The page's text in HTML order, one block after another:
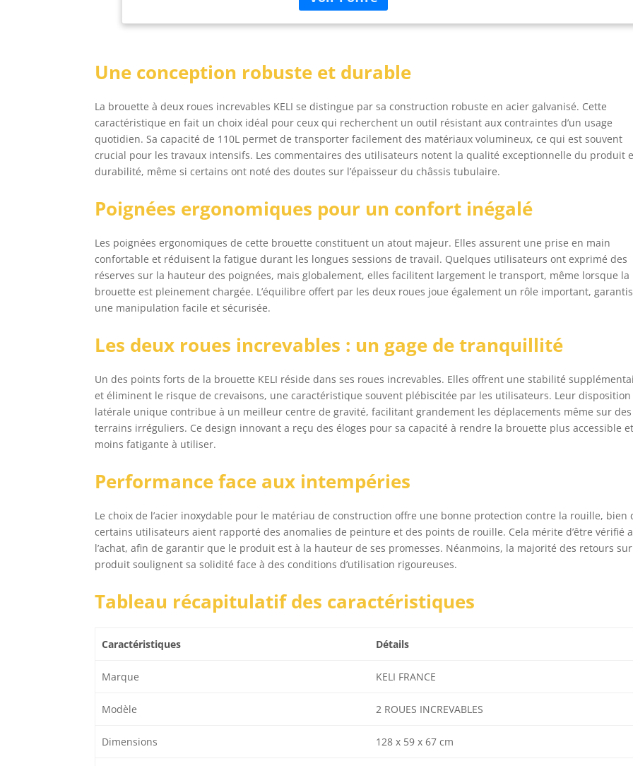
D'UTILISATION : Les deux roues de cette brouette répartissent la
charge uniformément, offrant une stabilité à toute épreuve SMART :
le jour de votre commande
Une conception robuste et durable
La brouette à deux roues increvables KELI se distingue par sa construction robuste en acier galvanisé. Cette
caractéristique en fait un choix idéal pour ceux qui recherchent un outil résistant aux contraintes d’un usage
quotidien. Sa capacité de 110L permet de transporter facilement des matériaux volumineux, ce qui est souvent
crucial pour les travaux intensifs. Les commentaires des utilisateurs notent la qualité exceptionnelle du produit
durabilité, même si certains ont noté des doutes sur l’épaisseur du châssis tubulaire.
Poignées ergonomiques pour un confort inégalé
Les poignées ergonomiques de cette brouette constituent un atout majeur. Elles assurent une prise en main
confortable et réduisent la fatigue durant les longues sessions de travail. Quelques utilisateurs ont exprimé des
réserves sur la hauteur des poignées, mais globalement, elles facilitent largement le transport, même lorsque la
brouette est pleinement chargée. L’équilibre offert par les deux roues joue également un rôle important,
une manipulation facile et sécurisée.
Les deux roues increvables : un gage de tranquillité
Un des points forts de la brouette KELI réside dans ses roues increvables. Elles offrent une stabilité
et éliminent le risque de crevaisons, une caractéristique souvent plébiscitée par les utilisateurs. Leur disposition
latérale unique contribue à un meilleur centre de gravité, facilitant grandement les déplacements même sur des
terrains irréguliers. Ce design innovant a reçu des éloges pour sa capacité à rendre la brouette plus accessible et
moins fatigante à utiliser.
Performance face aux intempéries
Le choix de l’acier inoxydable pour le matériau de construction offre une bonne protection contre la rouille, bien
certains utilisateurs aient rapporté des anomalies de peinture et des points de rouille. Cela mérite d’être vérifié
l’achat, afin de garantir que le produit est à la hauteur de ses promesses. Néanmoins, la majorité des retours
produit soulignent sa solidité face à des conditions d’utilisation rigoureuses.
Tableau récapitulatif des caractéristiques
Caractéristiques Détails
Marque KELI FRANCE
Modèle 2 ROUES INCREVABLES
Dimensions 128 x 59 x 67 cm